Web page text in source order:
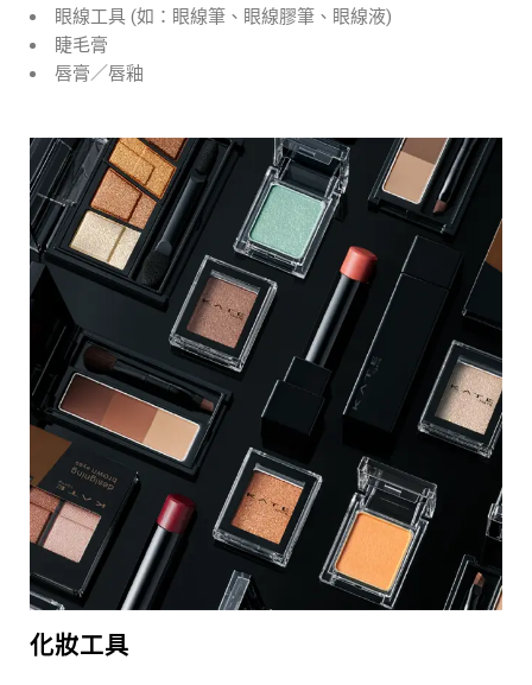
眼線工具 (如：眼線筆、眼線膠筆、眼線液)
睫毛膏
唇膏／唇釉
化妝工具